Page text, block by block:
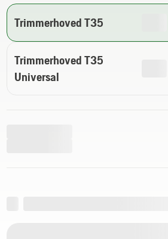
Trimmerhoved T35
Trimmerhoved T35
Universal